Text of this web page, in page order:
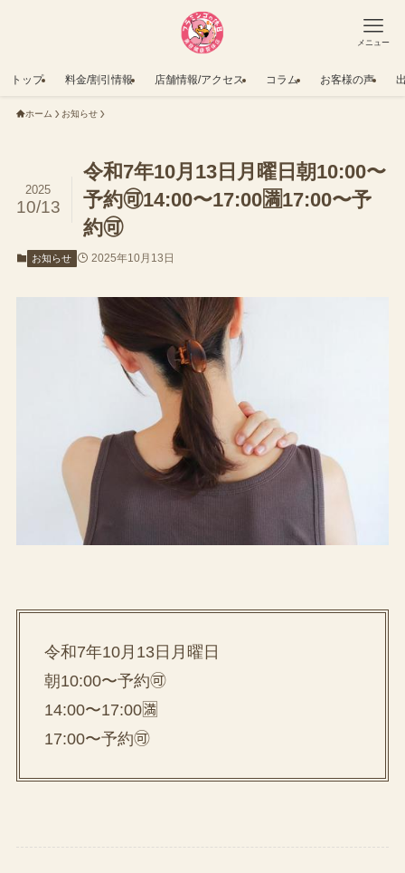
メニュー
トップ 料金/割引情報 店舗情報/アクセス コラム お客様の声
ホーム お知らせ
令和7年10月13日月曜日朝10:00〜
予約🉑14:00〜17:00🈵17:00〜予
約🉑
2025
10/13
お知らせ 2025年10月13日
令和7年10月13日月曜日
朝10:00〜予約🉑
14:00〜17:00🈵
17:00〜予約🉑